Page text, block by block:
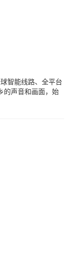
智能线路、全平台
的声音和画面，始